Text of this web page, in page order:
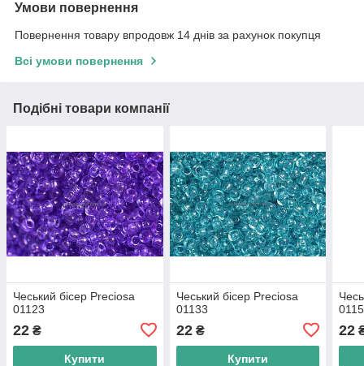
Умови повернення
Повернення товару впродовж 14 днів за рахунок покупця
Всі умови повернення
Подібні товари компанії
Чеський бісер Preciosa
01123
22 ₴
Купити
Чеський бісер Preciosa
01133
22₴
Купити
22